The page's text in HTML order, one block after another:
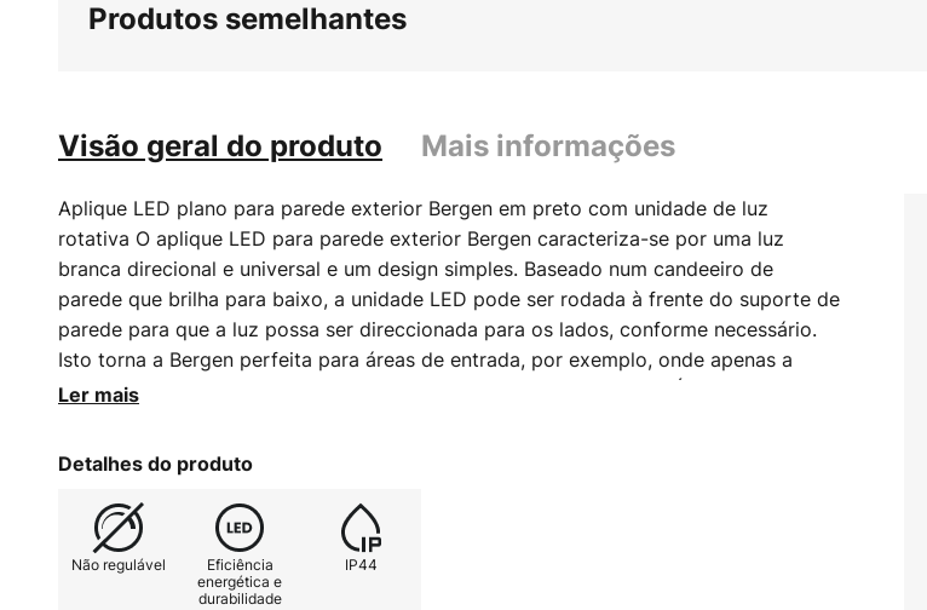
Produtos semelhantes
Visão geral do produto Mais informações
Aplique LED plano para parede exterior Bergen em preto com unidade de luz
rotativa O aplique LED para parede exterior Bergen caracteriza-se por uma luz
branca direcional e universal e um design simples. Baseado num candeeiro de
parede que brilha para baixo, a unidade LED pode ser rodada à frente do suporte de
parede para que a luz possa ser direccionada para os lados, conforme necessário.
Isto torna a Bergen perfeita para áreas de entrada, por exemplo, onde apenas a
fachada adjacente oferece espaço para uma luminária de parede - Índice de
Ler mais
Detalhes do produto
Não regulável
Eficiência
energética e
durabilidade
IP44